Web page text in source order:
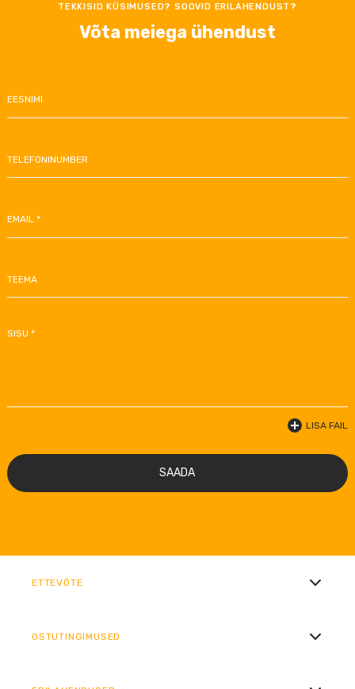
TEKKISID KÜSIMUSED? SOOVID ERILAHENDUST?
Võta meiega ühendust
EESNIMI
TELEFONINUMBER
EMAIL *
TEEMA
SISU *
LISA FAIL
SAADA
ETTEVÕTE
OSTUTINGIMUSED